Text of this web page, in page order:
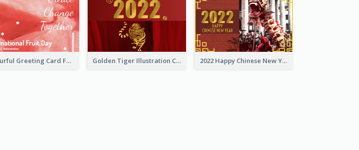
Colourful Greeting Card For International Fruit Day 2021 Golden Tiger Illustration Chinese New Year Greeting Card 2022 Happy Chinese New Year Greeting Card With Photo